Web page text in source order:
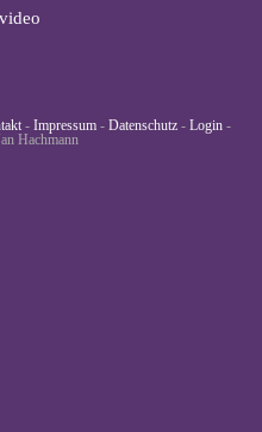
- Impressum - Datenschutz - Login -
Hachmann